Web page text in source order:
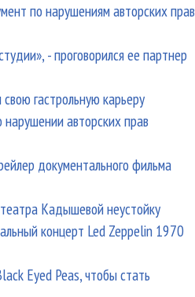
на угнанной машине
по нарушениям авторских прав
- проговорился ее партнер
гастрольную карьеру
нарушении авторских прав
документального фильма
Кадышевой неустойку
концерт Led Zeppelin 1970
Eyed Peas, чтобы стать